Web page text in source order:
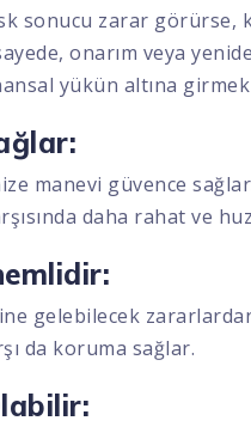
sonucu zarar görürse,
onarım veya
yükün altına girmek
manevi güvence
daha rahat ve
gelebilecek
da koruma sağlar.